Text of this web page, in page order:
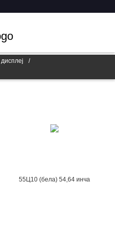
/
55Ц10 (бела) 54,64 инча